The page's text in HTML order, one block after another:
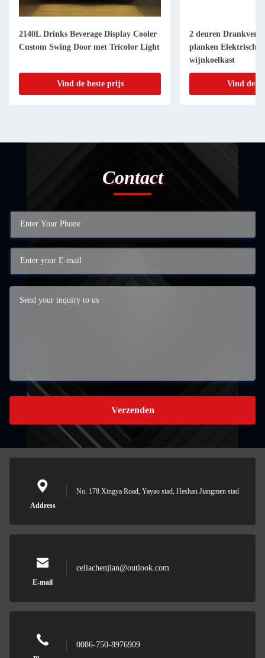
2140L Drinks Beverage Display Cooler
Custom Swing Door met Tricolor Light
Vind de beste prijs
2 deuren
planken Elektrische
wijnkoelkast
Vind de
Contact
Verzenden
Address
No. 178 Xingya Road, Yayao stad, Heshan Jiangmen stad
E-mail
celiachenjian@outlook.com
0086-750-8976909